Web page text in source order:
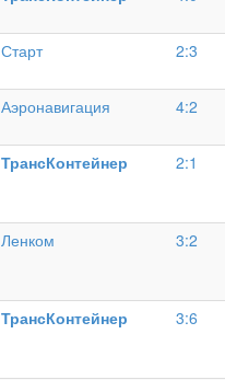
Старт 2:3
Аэронавигация 4:2
ТрансКонтейнер 2:1
Ленком 3:2
ТрансКонтейнер 3:6